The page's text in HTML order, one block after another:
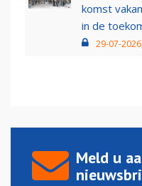
komst
in de
29-07-
Meld u